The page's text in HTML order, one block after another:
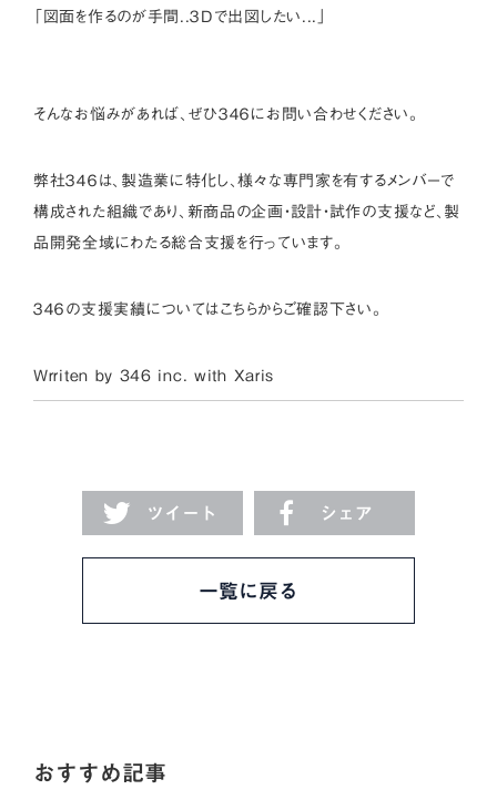
「図面を作るのが手間..３Dで出図したい...」
そんなお悩みがあれば、ぜひ３４６にお問い合わせください。
弊社３４６は、製造業に特化し、様々な専門家を有するメンバーで
構成された組織であり、新商品の企画・設計・試作の支援など、製
品開発全域にわたる総合支援を行っています。
３４６の支援実績についてはこちらからご確認下さい。
Wrriten by 346 inc. with Xaris
ツイート シェア
一覧に戻る
おすすめ記事